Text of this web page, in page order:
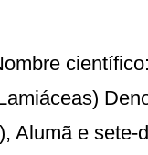
Alumã e